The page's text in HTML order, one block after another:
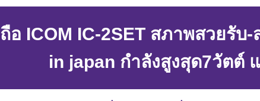
อ ICOM IC-2SET สภาพสวยรับ
in japan กำลังสูงสุด7วัตต์